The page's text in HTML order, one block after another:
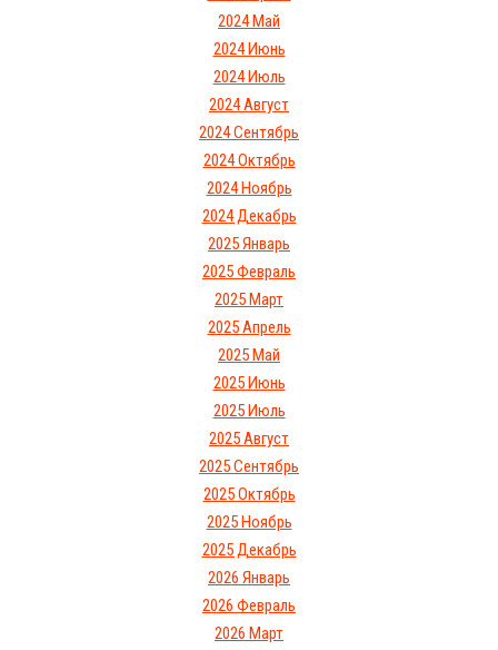
2024 Май
2024 Июнь
2024 Июль
2024 Август
2024 Сентябрь
2024 Октябрь
2024 Ноябрь
2024 Декабрь
2025 Январь
2025 Февраль
2025 Март
2025 Апрель
2025 Май
2025 Июнь
2025 Июль
2025 Август
2025 Сентябрь
2025 Октябрь
2025 Ноябрь
2025 Декабрь
2026 Январь
2026 Февраль
2026 Март